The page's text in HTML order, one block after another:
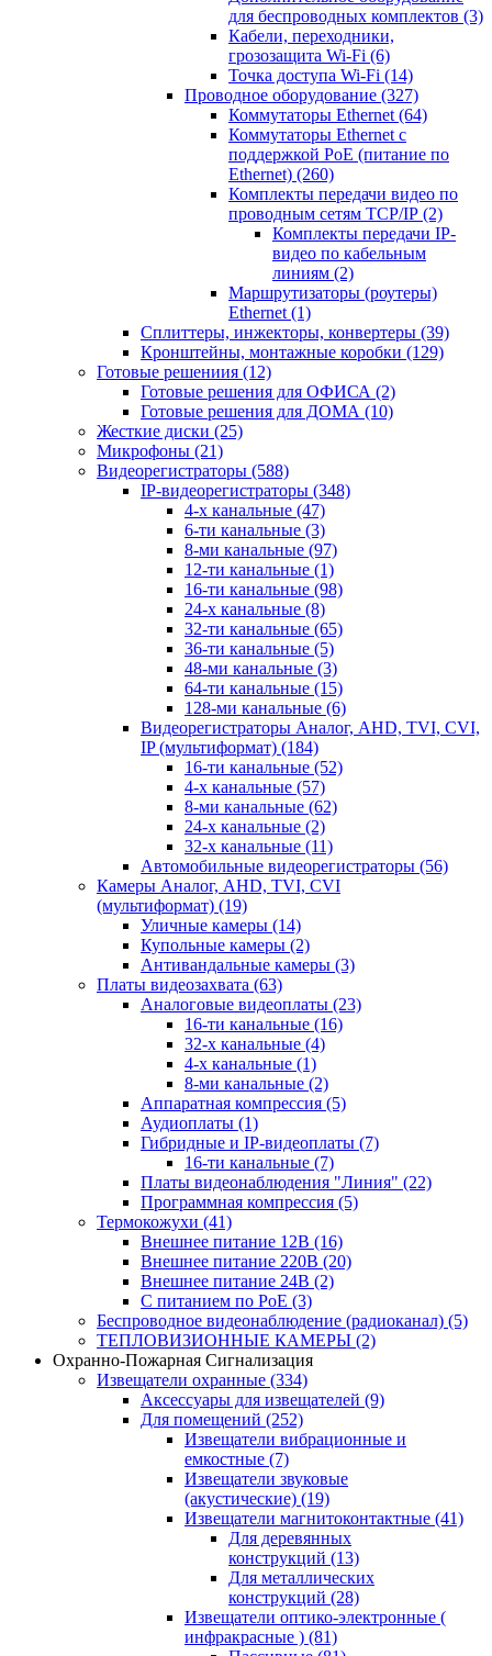
для беспроводных комплектов (3)
Кабели, переходники,
грозозащита Wi-Fi (6)
Точка доступа Wi-Fi (14)
Проводное оборудование (327)
Коммутаторы Ethernet (64)
Коммутаторы Ethernet с
поддержкой PoE (питание по
Ethernet) (260)
Комплекты передачи видео по
проводным сетям TCP/IP (2)
Комплекты передачи IP-
видео по кабельным
линиям (2)
Маршрутизаторы (роутеры)
Ethernet (1)
Сплиттеры, инжекторы, конвертеры (39)
Кронштейны, монтажные коробки (129)
Готовые решениия (12)
Готовые решения для ОФИСА (2)
Готовые решения для ДОМА (10)
Жесткие диски (25)
Микрофоны (21)
Видеорегистраторы (588)
IP-видеорегистраторы (348)
4-х канальные (47)
6-ти канальные (3)
8-ми канальные (97)
12-ти канальные (1)
16-ти канальные (98)
24-х канальные (8)
32-ти канальные (65)
36-ти канальные (5)
48-ми канальные (3)
64-ти канальные (15)
128-ми канальные (6)
Видеорегистраторы Аналог, AHD, TVI, CVI,
IP (мультиформат) (184)
16-ти канальные (52)
4-х канальные (57)
8-ми канальные (62)
24-х канальные (2)
32-х канальные (11)
Автомобильные видеорегистраторы (56)
Камеры Аналог, AHD, TVI, CVI
(мультиформат) (19)
Уличные камеры (14)
Купольные камеры (2)
Антивандальные камеры (3)
Платы видеозахвата (63)
Аналоговые видеоплаты (23)
16-ти канальные (16)
32-х канальные (4)
4-х канальные (1)
8-ми канальные (2)
Аппаратная компрессия (5)
Аудиоплаты (1)
Гибридные и IP-видеоплаты (7)
16-ти канальные (7)
Платы видеонаблюдения "Линия" (22)
Программная компрессия (5)
Термокожухи (41)
Внешнее питание 12В (16)
Внешнее питание 220В (20)
Внешнее питание 24В (2)
С питанием по PoE (3)
Беспроводное видеонаблюдение (радиоканал) (5)
ТЕПЛОВИЗИОННЫЕ КАМЕРЫ (2)
Охранно-Пожарная Сигнализация
Извещатели охранные (334)
Аксессуары для извещателей (9)
Для помещений (252)
Извещатели вибрационные и
емкостные (7)
Извещатели звуковые
(акустические) (19)
Извещатели магнитоконтактные (41)
Для деревянных
конструкций (13)
Для металлических
конструкций (28)
Извещатели оптико-электронные (
инфракрасные ) (81)